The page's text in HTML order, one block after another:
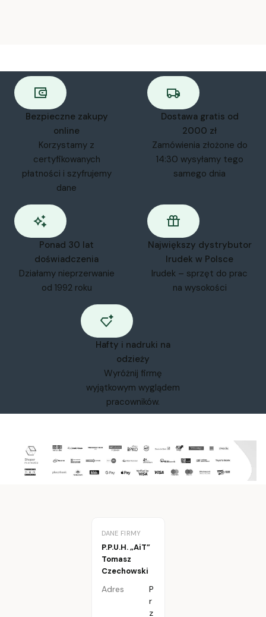
Bezpieczne zakupy
online
Korzystamy z
certyfikowanych
płatności i szyfrujemy
dane
Dostawa gratis od
2000 zł
Zamówienia złożone do
14:30 wysyłamy tego
samego dnia
Ponad 30 lat
doświadczenia
Działamy nieprzerwanie
od 1992 roku
Największy dystrybutor
Irudek w Polsce
Irudek – sprzęt do prac
na wysokości
Hafty i nadruki na
odzieży
Wyróżnij firmę
wyjątkowym wyglądem
pracowników.
DANE FIRMY
P.P.U.H. „AiT”
Tomasz
Czechowski
Adres
P
r
z